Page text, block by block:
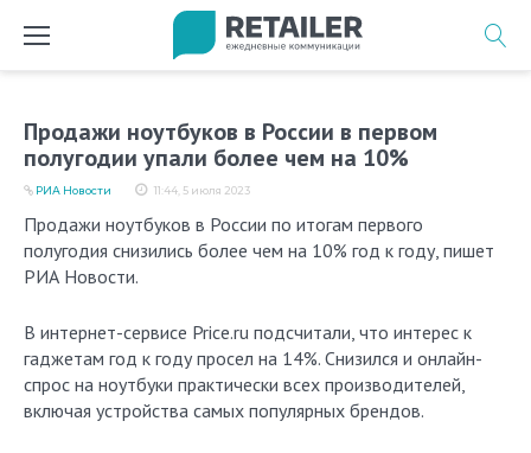
Продажи ноутбуков в России в первом
полугодии упали более чем на 10%
11:44, 5 июля 2023
РИА Новости
Продажи ноутбуков в России по итогам первого
полугодия снизились более чем на 10% год к году, пишет
РИА Новости.
В интернет-сервисе Price.ru подсчитали, что интерес к
гаджетам год к году просел на 14%. Снизился и онлайн-
спрос на ноутбуки практически всех производителей,
включая устройства самых популярных брендов.